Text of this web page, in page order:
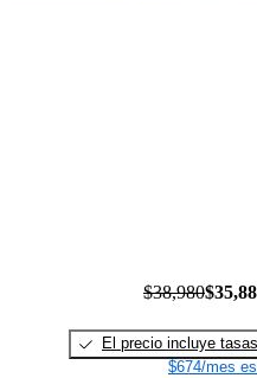
$38,980
El precio incluye tasas
$674/mes